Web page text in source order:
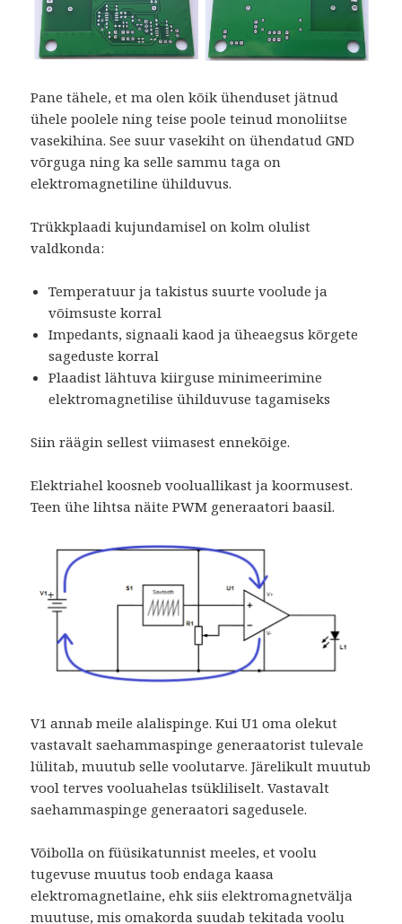
Pane tähele, et ma olen kõik ühenduset jätnud
ühele poolele ning teise poole teinud monoliitse
vasekihina. See suur vasekiht on ühendatud GND
võrguga ning ka selle sammu taga on
elektromagnetiline ühilduvus.
Trükkplaadi kujundamisel on kolm olulist
valdkonda:
Temperatuur ja takistus suurte voolude ja
võimsuste korral
Impedants, signaali kaod ja üheaegsus kõrgete
sageduste korral
Plaadist lähtuva kiirguse minimeerimine
elektromagnetilise ühilduvuse tagamiseks
Siin räägin sellest viimasest ennekõige.
Elektriahel koosneb vooluallikast ja koormusest.
Teen ühe lihtsa näite PWM generaatori baasil.
V1 annab meile alalispinge. Kui U1 oma olekut
vastavalt saehammaspinge generaatorist tulevale
lülitab, muutub selle voolutarve. Järelikult muutub
vool terves vooluahelas tsükliliselt. Vastavalt
saehammaspinge generaatori sagedusele.
Võibolla on füüsikatunnist meeles, et voolu
tugevuse muutus toob endaga kaasa
elektromagnetlaine, ehk siis elektromagnetvälja
muutuse, mis omakorda suudab tekitada voolu